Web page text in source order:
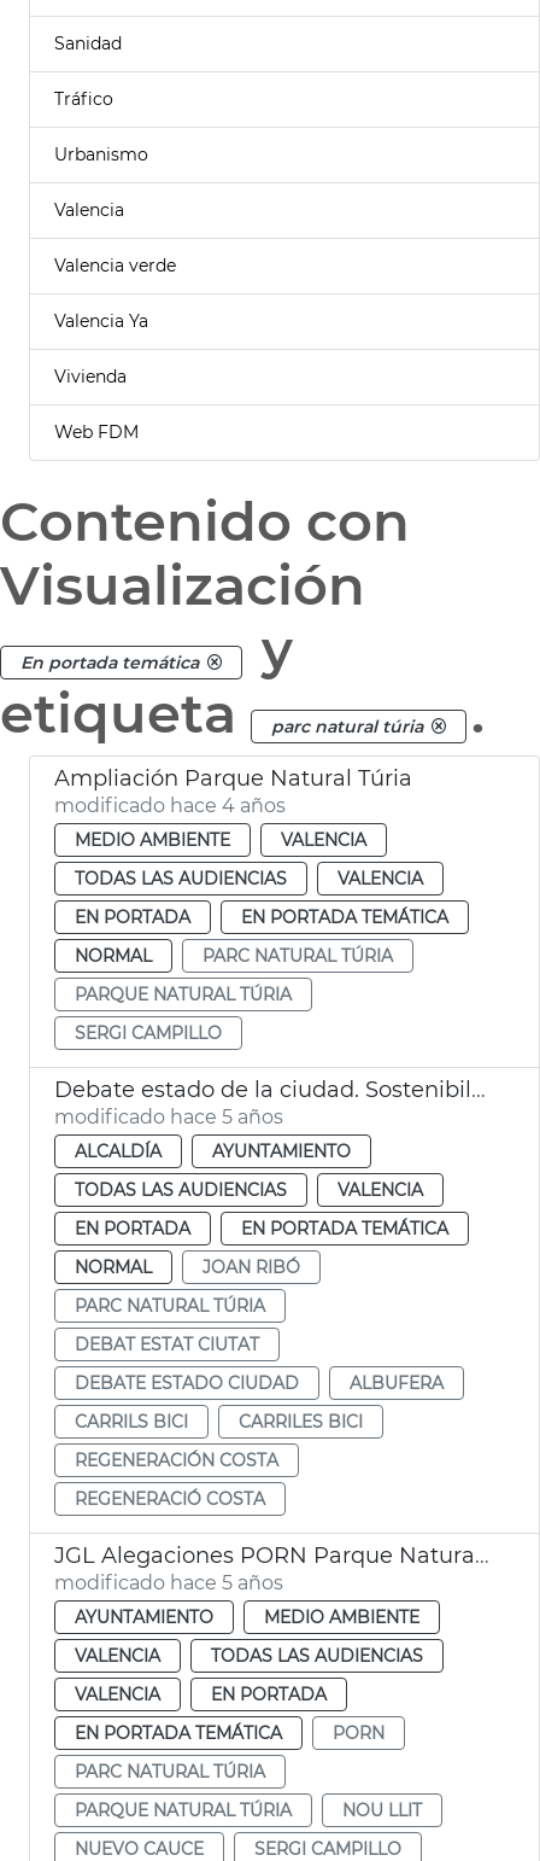
Sanidad
Tráfico
Urbanismo
Valencia
Valencia verde
Valencia Ya
Vivienda
Web FDM
Contenido con
Visualización
En portada temática
y
etiqueta
parc natural túria .
Ampliación Parque Natural Túria
modificado hace 4 años
MEDIO AMBIENTE
VALENCIA
TODAS LAS AUDIENCIAS
VALENCIA
EN PORTADA
EN PORTADA TEMÁTICA
NORMAL
PARC NATURAL TÚRIA
PARQUE NATURAL TÚRIA
SERGI CAMPILLO
Debate estado de la ciudad. Sostenibilidad
modificado hace 5 años
ALCALDÍA
AYUNTAMIENTO
TODAS LAS AUDIENCIAS
VALENCIA
EN PORTADA
EN PORTADA TEMÁTICA
NORMAL
JOAN RIBÓ
PARC NATURAL TÚRIA
DEBAT ESTAT CIUTAT
DEBATE ESTADO CIUDAD
ALBUFERA
CARRILS BICI
CARRILES BICI
REGENERACIÓN COSTA
REGENERACIÓ COSTA
JGL Alegaciones PORN Parque Natural Túria
modificado hace 5 años
AYUNTAMIENTO
MEDIO AMBIENTE
VALENCIA
TODAS LAS AUDIENCIAS
VALENCIA
EN PORTADA
EN PORTADA TEMÁTICA
PORN
PARC NATURAL TÚRIA
PARQUE NATURAL TÚRIA
NOU LLIT
NUEVO CAUCE
SERGI CAMPILLO